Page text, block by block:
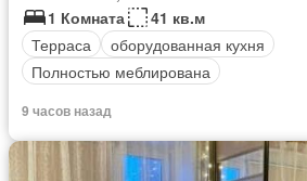
1 Комната
41 кв.м
Терраса
оборудованная кухня
Полностью меблирована
9 часов назад